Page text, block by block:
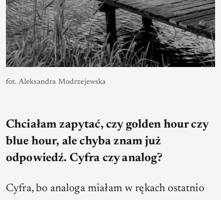
fot. Aleksandra Modrzejewska
Chciałam zapytać, czy golden hour czy
blue hour, ale chyba znam już
odpowiedź. Cyfra czy analog?
Cyfra, bo analoga miałam w rękach ostatnio